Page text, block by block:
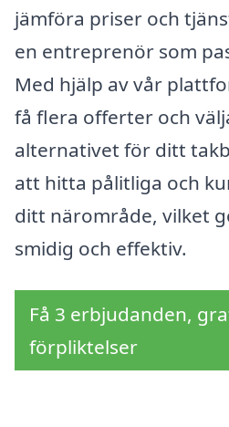
jämföra priser och
en entreprenör som
Med hjälp av vår
få flera offerter och
alternativet för ditt
att hitta pålitliga och
ditt närområde, vilket
smidig och effektiv.
Få 3 erbjudanden,
förpliktelser